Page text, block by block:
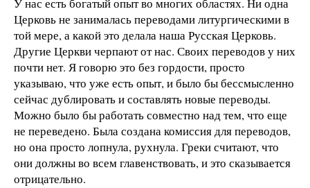
У нас есть богатый опыт во многих областях. Ни одна
Церковь не занималась переводами литургическими в
той мере, а какой это делала наша Русская Церковь.
Другие Церкви черпают от нас. Своих переводов у них
почти нет. Я говорю это без гордости, просто
указываю, что уже есть опыт, и было бы бессмысленно
сейчас дублировать и составлять новые переводы.
Можно было бы работать совместно над тем, что еще
не переведено. Была создана комиссия для переводов,
но она просто лопнула, рухнула. Греки считают, что
они должны во всем главенствовать, и это сказывается
отрицательно.